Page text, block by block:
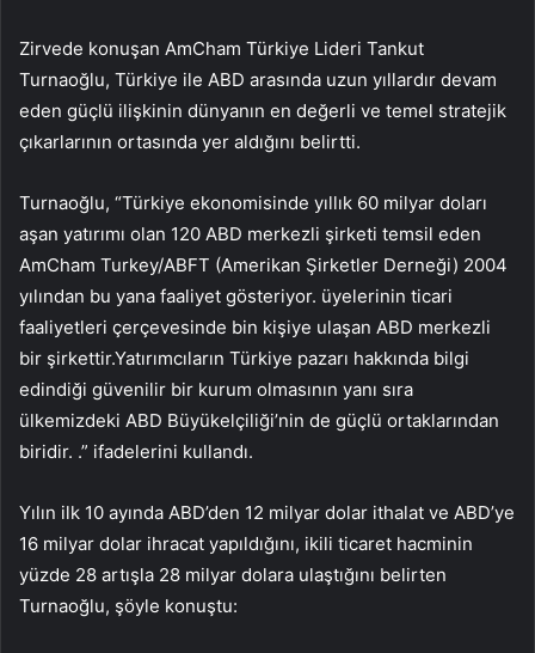
Zirvede konuşan AmCham Türkiye Lideri Tankut
Turnaoğlu, Türkiye ile ABD arasında uzun yıllardır devam
eden güçlü ilişkinin dünyanın en değerli ve temel stratejik
çıkarlarının ortasında yer aldığını belirtti.
Turnaoğlu, “Türkiye ekonomisinde yıllık 60 milyar doları
aşan yatırımı olan 120 ABD merkezli şirketi temsil eden
AmCham Turkey/ABFT (Amerikan Şirketler Derneği) 2004
yılından bu yana faaliyet gösteriyor. üyelerinin ticari
faaliyetleri çerçevesinde bin kişiye ulaşan ABD merkezli
bir şirkettir.Yatırımcıların Türkiye pazarı hakkında bilgi
edindiği güvenilir bir kurum olmasının yanı sıra
ülkemizdeki ABD Büyükelçiliği’nin de güçlü ortaklarından
biridir. .” ifadelerini kullandı.
Yılın ilk 10 ayında ABD’den 12 milyar dolar ithalat ve ABD’ye
16 milyar dolar ihracat yapıldığını, ikili ticaret hacminin
yüzde 28 artışla 28 milyar dolara ulaştığını belirten
Turnaoğlu, şöyle konuştu: